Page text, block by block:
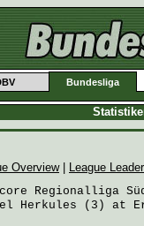
Bundesliga
Overview|
League
Regionalliga
Herkules (3) at